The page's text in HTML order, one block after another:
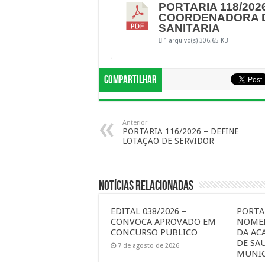
PORTARIA 118/
COORDENADORA
SANITARIA
1 arquivo(s) 306.65 KB
Compartilhar
Anterior
PORTARIA 116/2026 – DEFINE
LOTAÇAO DE SERVIDOR
Notícias Relacionadas
EDITAL 038/2026 –
CONVOCA APROVADO EM
CONCURSO PUBLICO
7 de agosto de 2026
DA
DE